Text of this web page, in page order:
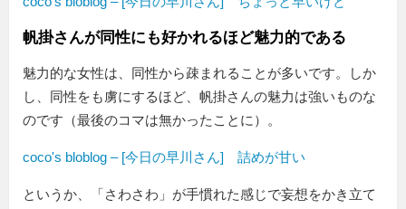
帆掛さんが同性にも好かれるほど魅力的である
魅力的な女性は、同性から疎まれることが多いです。しか
し、同性をも虜にするほど、帆掛さんの魅力は強いものな
のです（最後のコマは無かったことに）。
coco's bloblog – [今日の早川さん] 詰めが甘い
というか、「さわさわ」が手慣れた感じで妄想をかき立て